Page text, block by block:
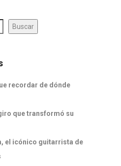
Buscar
recordar de dónde
que transformó su
el icónico guitarrista de